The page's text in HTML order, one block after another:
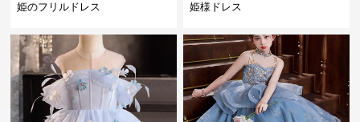
姫のフリルドレス
姫様ドレス